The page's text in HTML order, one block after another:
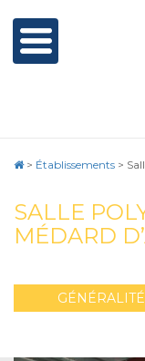
> Établissements >
SALLE
MÉDARD